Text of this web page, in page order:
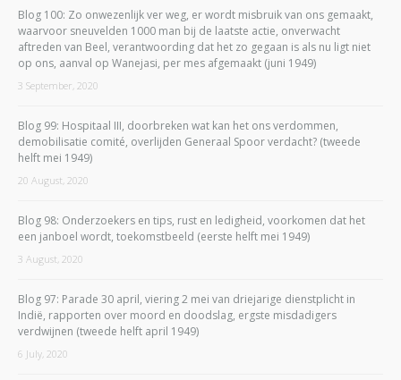
Blog 100: Zo onwezenlijk ver weg, er wordt misbruik van ons gemaakt,
waarvoor sneuvelden 1000 man bij de laatste actie, onverwacht
aftreden van Beel, verantwoording dat het zo gegaan is als nu ligt niet
op ons, aanval op Wanejasi, per mes afgemaakt (juni 1949)
3 September, 2020
Blog 99: Hospitaal III, doorbreken wat kan het ons verdommen,
demobilisatie comité, overlijden Generaal Spoor verdacht? (tweede
helft mei 1949)
20 August, 2020
Blog 98: Onderzoekers en tips, rust en ledigheid, voorkomen dat het
een janboel wordt, toekomstbeeld (eerste helft mei 1949)
3 August, 2020
Blog 97: Parade 30 april, viering 2 mei van driejarige dienstplicht in
Indië, rapporten over moord en doodslag, ergste misdadigers
verdwijnen (tweede helft april 1949)
6 July, 2020